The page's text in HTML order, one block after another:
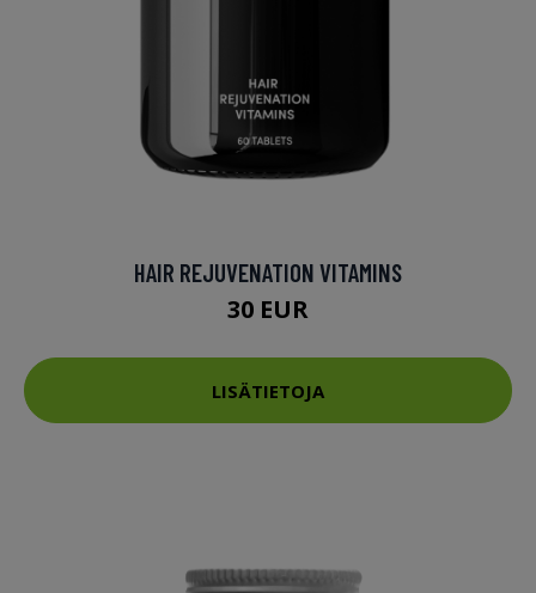
HAIR REJUVENATION VITAMINS
30 EUR
LISÄTIETOJA